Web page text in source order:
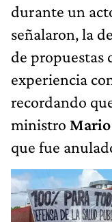
durante un
señalaron, la
de propuestas
experiencia
recordando
ministro Mario
que fue